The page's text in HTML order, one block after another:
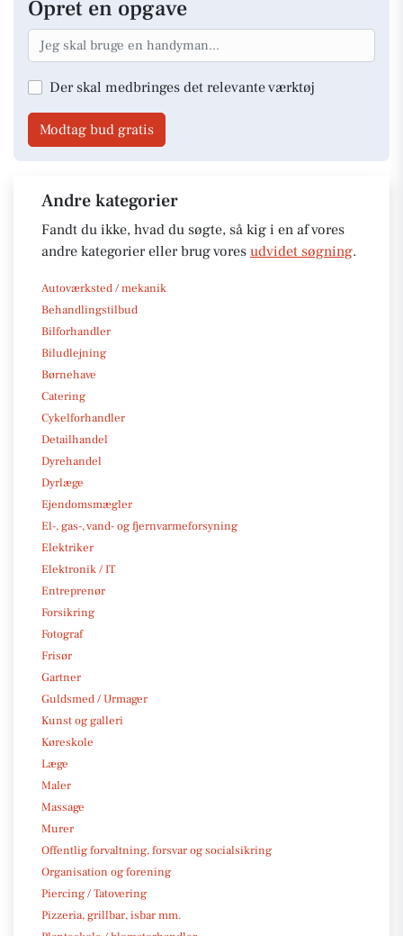
Opret en opgave
Der skal medbringes det relevante værktøj
Modtag bud gratis
Andre kategorier
Fandt du ikke, hvad du søgte, så kig i en af vores
andre kategorier eller brug vores udvidet søgning.
Autoværksted / mekanik
Behandlingstilbud
Bilforhandler
Biludlejning
Børnehave
Catering
Cykelforhandler
Detailhandel
Dyrehandel
Dyrlæge
Ejendomsmægler
El-, gas-, vand- og fjernvarmeforsyning
Elektriker
Elektronik / IT
Entreprenør
Forsikring
Fotograf
Frisør
Gartner
Guldsmed / Urmager
Kunst og galleri
Køreskole
Læge
Maler
Massage
Murer
Offentlig forvaltning, forsvar og socialsikring
Organisation og forening
Piercing / Tatovering
Pizzeria, grillbar, isbar mm.